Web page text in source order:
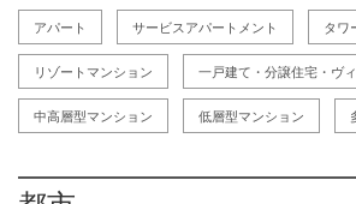
アパート サービスアパートメント タワ
リゾートマンション 一戸建て・分譲住宅・ヴ
中高層型マンション 低層型マンション